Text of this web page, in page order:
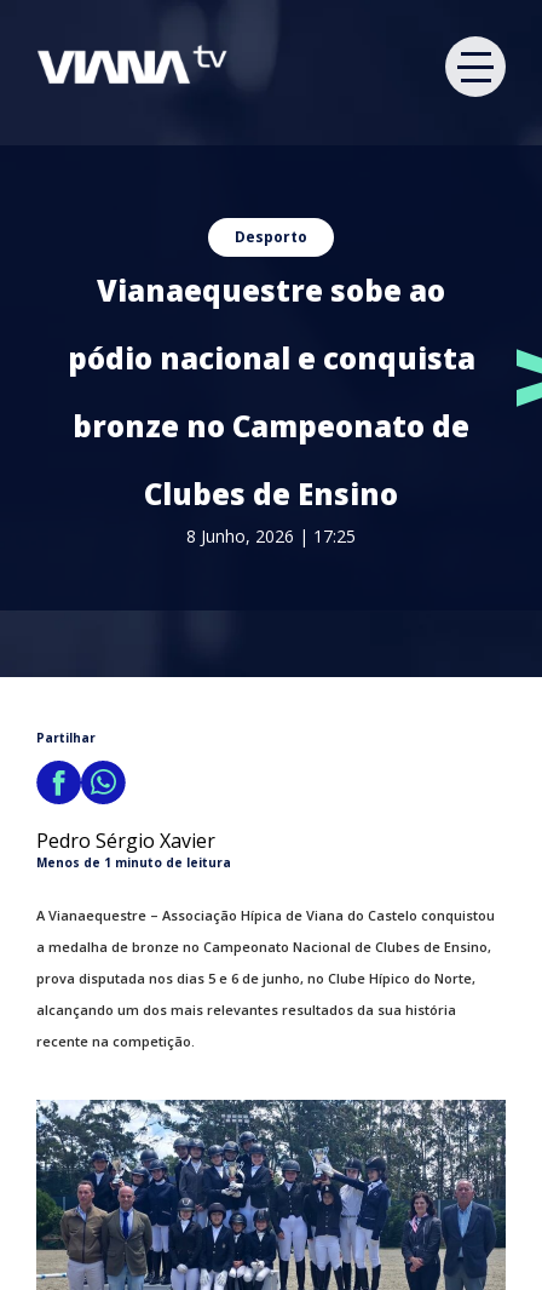
Desporto
Vianaequestre sobe ao
pódio nacional e conquista
bronze no Campeonato de
Clubes de Ensino
8 Junho, 2026 | 17:25
Partilhar
Pedro Sérgio Xavier
Menos de 1 minuto de leitura
A Vianaequestre – Associação Hípica de Viana do Castelo conquistou
a medalha de bronze no Campeonato Nacional de Clubes de Ensino,
prova disputada nos dias 5 e 6 de junho, no Clube Hípico do Norte,
alcançando um dos mais relevantes resultados da sua história
recente na competição.